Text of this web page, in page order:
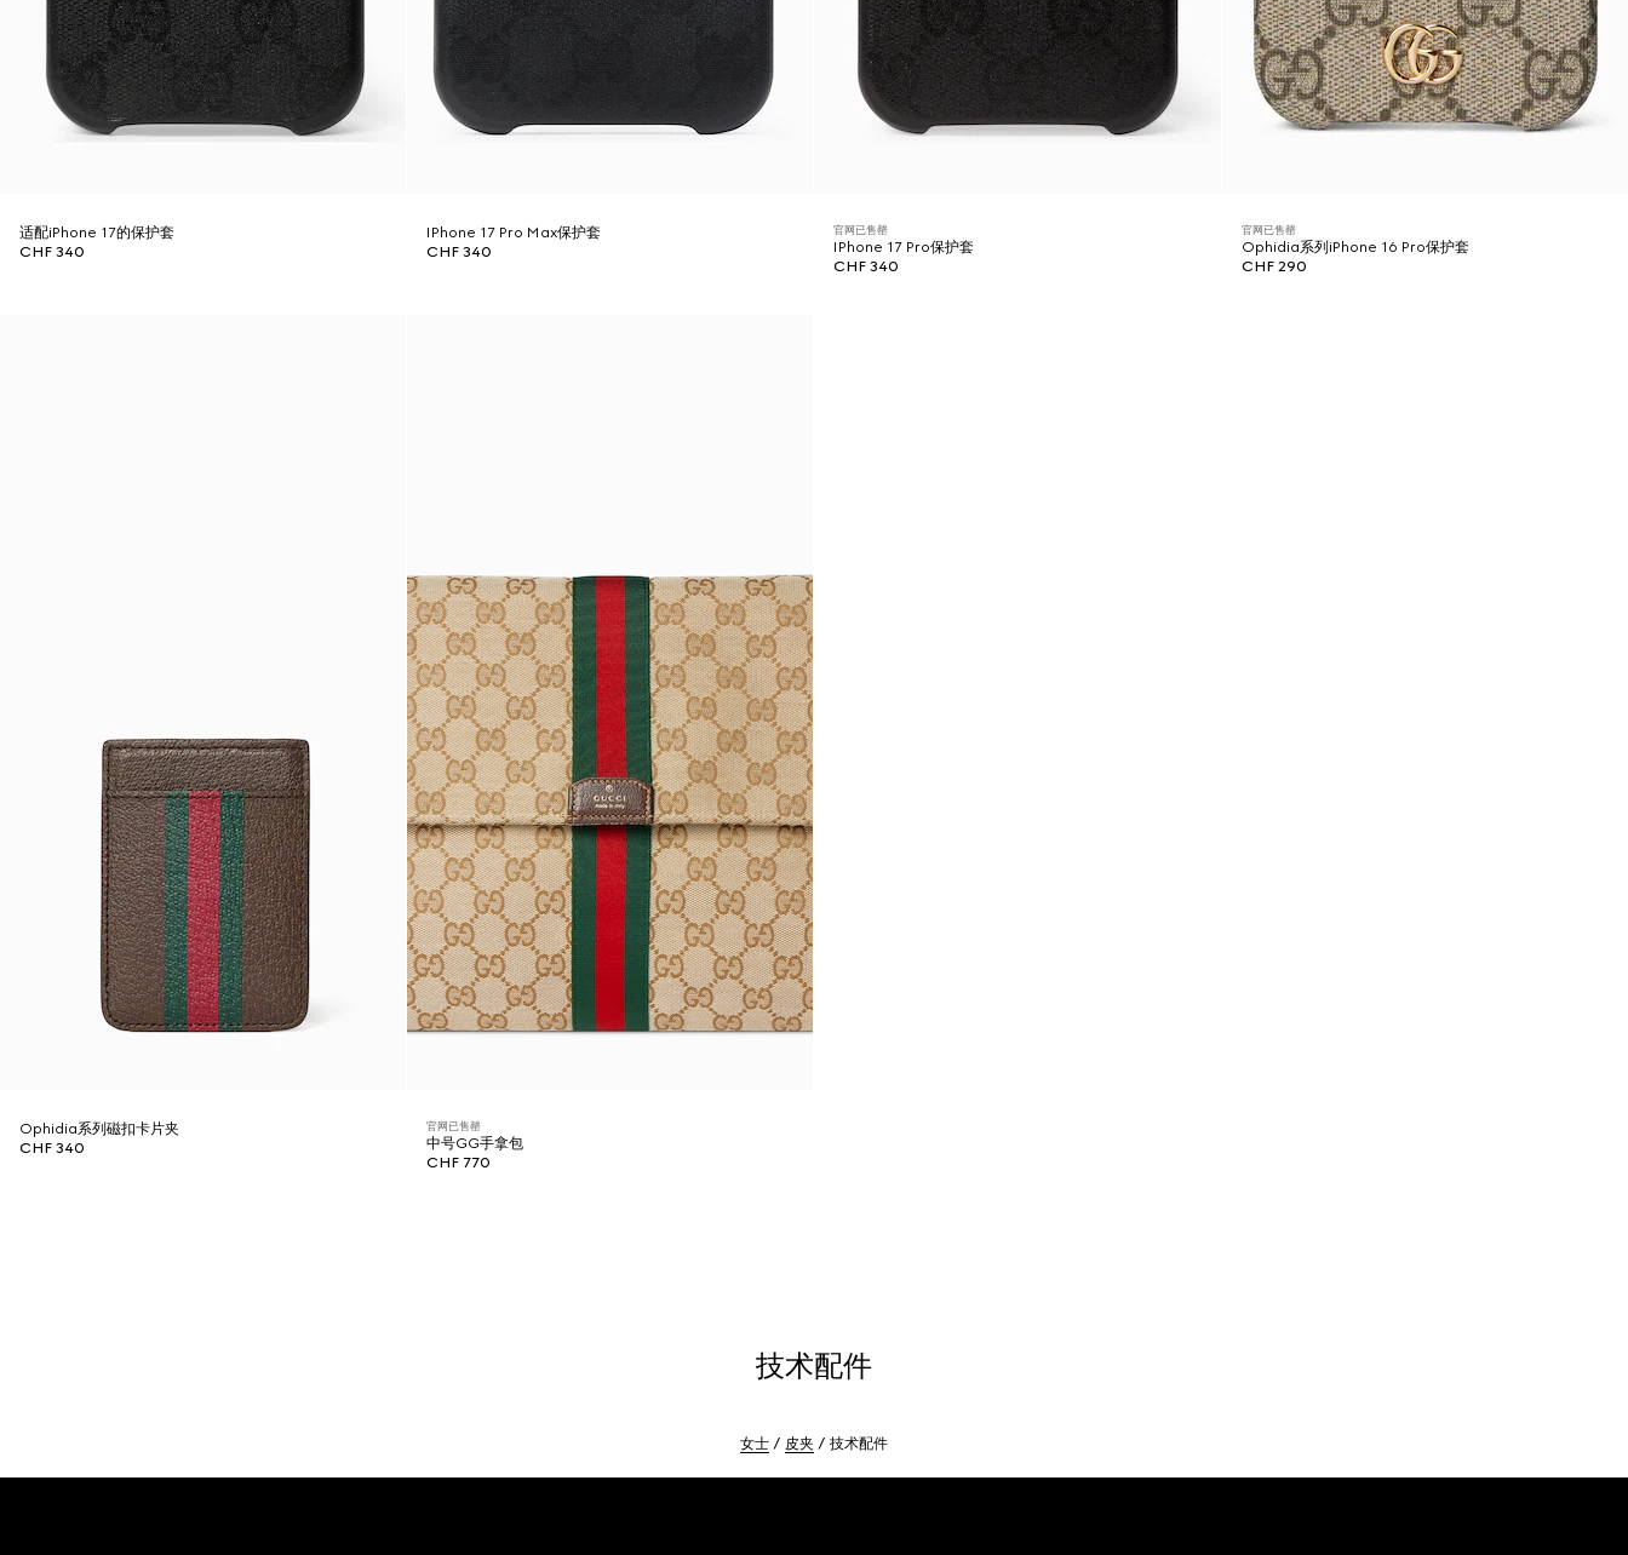
适配iPhone 17的保护套
CHF 340
IPhone 17 Pro Max保护套
CHF 340
官网已售罄
IPhone 17 Pro保护套
CHF 340
官网已售罄
Ophidia系列iPhone 16 Pro保护套
CHF 290
Ophidia系列磁扣卡片夹
CHF 340
官网已售罄
中号GG手拿包
CHF 770
技术配件
女士 皮夹 技术配件